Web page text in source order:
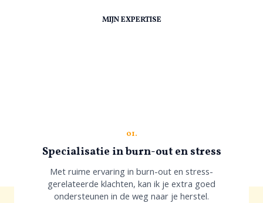
MIJN EXPERTISE
01.
Specialisatie in burn-out en stress
Met ruime ervaring in burn-out en stress-
gerelateerde klachten, kan ik je extra goed
ondersteunen in de weg naar je herstel.